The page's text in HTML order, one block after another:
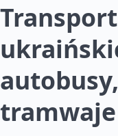
tramwaje